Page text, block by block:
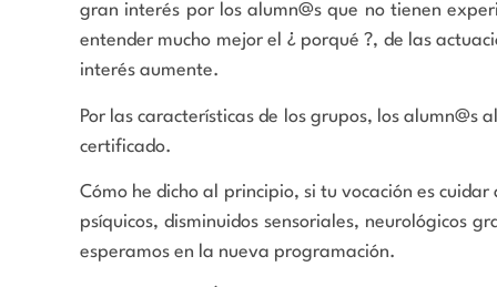
gran interés por los alumn@s que no tienen
entender mucho mejor el ¿ porqué ?, de las
interés aumente.
Por las características de los grupos, los
certificado.
Cómo he dicho al principio, si tu vocación es
psíquicos, disminuidos sensoriales, neurológicos
esperamos en la nueva programación.